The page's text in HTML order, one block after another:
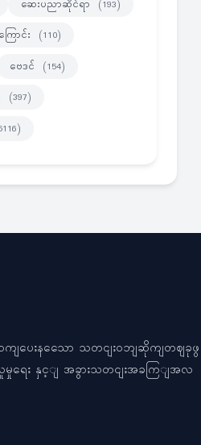
ဆေးပညာဆိုင်ရာ (193)
ောင်း (110)
ဗေဒင် (154)
(397)
ဆကျပေးနသေော သတငျးဝဘျဆိုကျတဈခုဖွ
၊ လူမှုရေး နှင့ျ အခွားသတငျးအခကြျအလ